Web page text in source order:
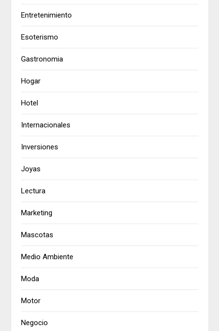
Entretenimiento
Esoterismo
Gastronomia
Hogar
Hotel
Internacionales
Inversiones
Joyas
Lectura
Marketing
Mascotas
Medio Ambiente
Moda
Motor
Negocio